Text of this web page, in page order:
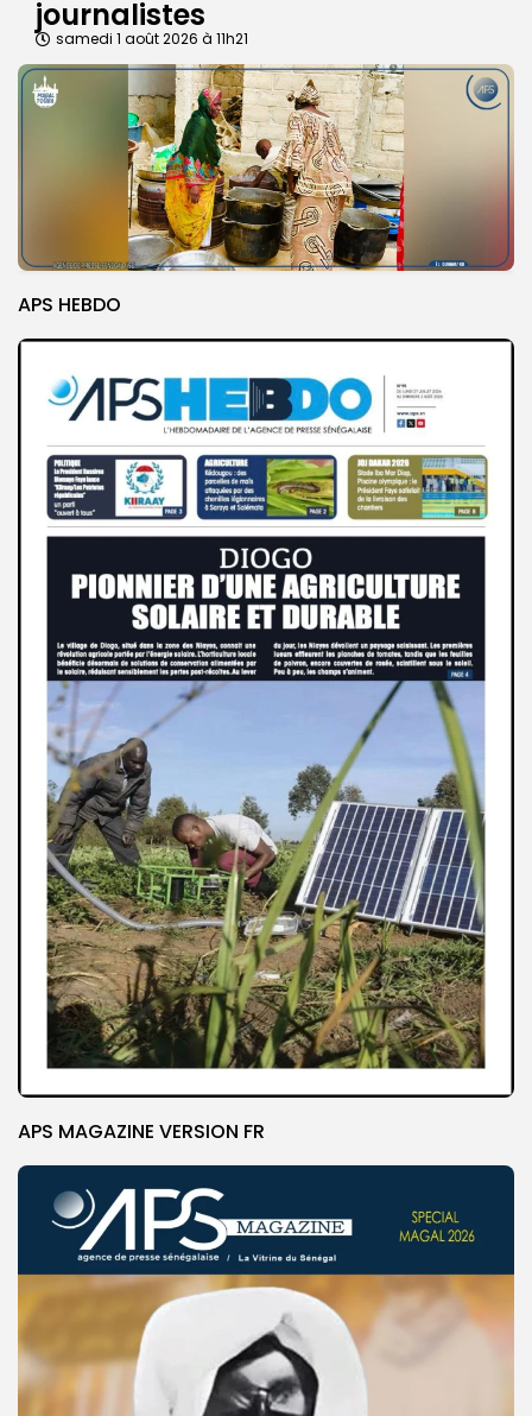
journalistes
samedi 1 août 2026 à 11h21
APS HEBDO
APS MAGAZINE VERSION FR